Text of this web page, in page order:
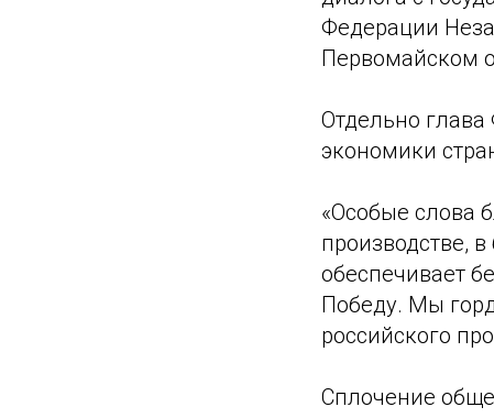
Федерации
Первомайском
Отдельно
экономики
«Особые слова
производстве,
обеспечивает
Победу. Мы
российского
Сплочение